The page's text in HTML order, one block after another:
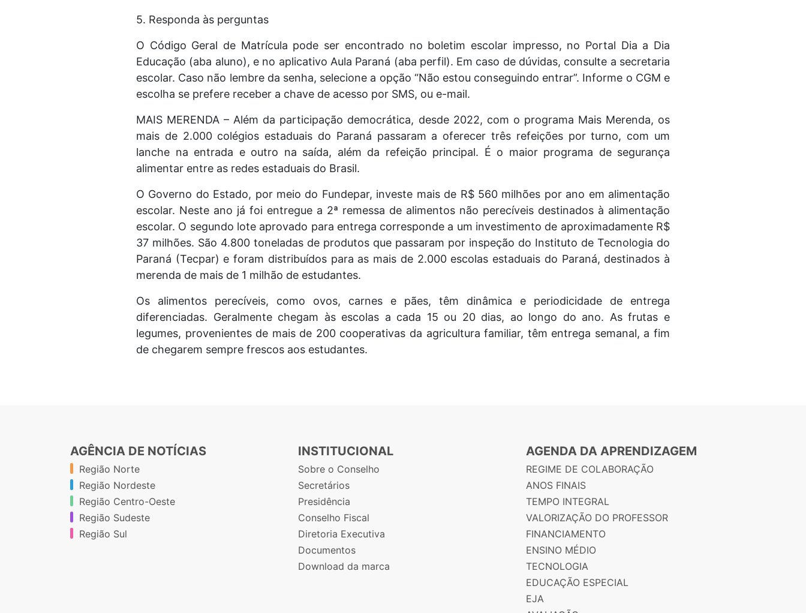
5. Responda às perguntas
O Código Geral de Matrícula pode ser encontrado no boletim escolar impresso, no Portal Dia a Dia
Educação (aba aluno), e no aplicativo Aula Paraná (aba perfil). Em caso de dúvidas, consulte a secretaria
escolar. Caso não lembre da senha, selecione a opção “Não estou conseguindo entrar”. Informe o CGM e
escolha se prefere receber a chave de acesso por SMS, ou e-mail.
MAIS MERENDA – Além da participação democrática, desde 2022, com o programa Mais Merenda, os
mais de 2.000 colégios estaduais do Paraná passaram a oferecer três refeições por turno, com um
lanche na entrada e outro na saída, além da refeição principal. É o maior programa de segurança
alimentar entre as redes estaduais do Brasil.
O Governo do Estado, por meio do Fundepar, investe mais de R$ 560 milhões por ano em alimentação
escolar. Neste ano já foi entregue a 2ª remessa de alimentos não perecíveis destinados à alimentação
escolar. O segundo lote aprovado para entrega corresponde a um investimento de aproximadamente R$
37 milhões. São 4.800 toneladas de produtos que passaram por inspeção do Instituto de Tecnologia do
Paraná (Tecpar) e foram distribuídos para as mais de 2.000 escolas estaduais do Paraná, destinados à
merenda de mais de 1 milhão de estudantes.
Os alimentos perecíveis, como ovos, carnes e pães, têm dinâmica e periodicidade de entrega
diferenciadas. Geralmente chegam às escolas a cada 15 ou 20 dias, ao longo do ano. As frutas e
legumes, provenientes de mais de 200 cooperativas da agricultura familiar, têm entrega semanal, a fim
de chegarem sempre frescos aos estudantes.
AGÊNCIA DE NOTÍCIAS
Região Norte
Região Nordeste
Região Centro-Oeste
Região Sudeste
Região Sul
INSTITUCIONAL
Sobre o Conselho
Secretários
Presidência
Conselho Fiscal
Diretoria Executiva
Documentos
Download da marca
AGENDA DA APRENDIZAGEM
REGIME DE COLABORAÇÃO
ANOS FINAIS
TEMPO INTEGRAL
VALORIZAÇÃO DO PROFESSOR
FINANCIAMENTO
ENSINO MÉDIO
TECNOLOGIA
EDUCAÇÃO ESPECIAL
EJA